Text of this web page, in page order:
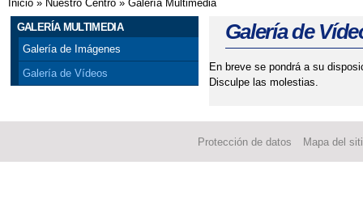
Se encuentra usted aquí
Inicio » Nuestro Centro » Galería Multimedia
GALERÍA MULTIMEDIA
Galería de Imágenes
Galería de Vídeos
Galería de
En breve se pondrá a su
Disculpe las molestias.
Protección de datos Mapa del